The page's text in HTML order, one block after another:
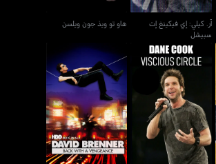
آر. كيلي: إي فيكينغ إت
سبيشل
هاو تو ويذ جون ويلسن
داين كوك: فيشوس سيركل
ديفيد برينر: باك ويذ أيه
فنجينس!